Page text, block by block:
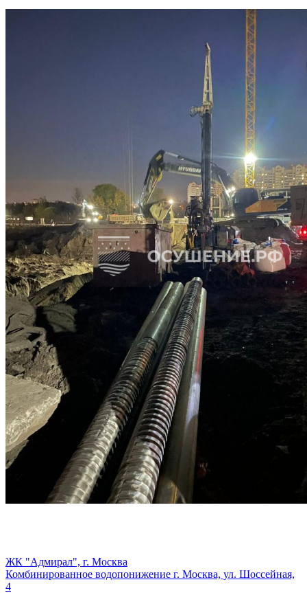
ЖК "Адмирал", г. Москва
Комбинированное водопонижение г. Москва, ул. Шоссейная,
4